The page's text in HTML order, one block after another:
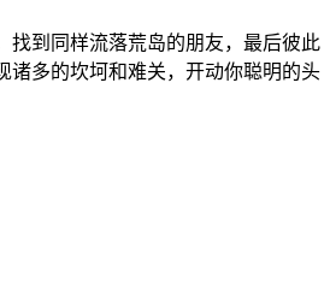
找到同样流落荒岛的朋友，最后彼此
诸多的坎坷和难关，开动你聪明的头